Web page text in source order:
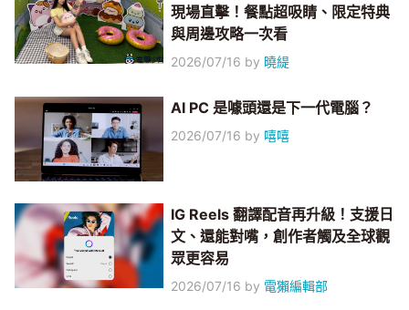
現場直擊！餐點超吸睛、限定特典
與周邊攻略一次看
2026/07/16 by 曉緹
AI PC 是噱頭還是下一代電腦？
2026/07/16 by 嘻嘻
IG Reels 翻譯配音再升級！支援日
文、還能對嘴，創作者觸及全球觀
眾更容易
2026/07/16 by 電獺編輯部